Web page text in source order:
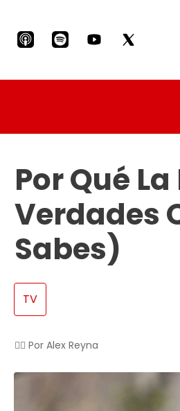
Por Qué
Verdades
Sabes)
TV
✍🏻 Por Alex Reyna